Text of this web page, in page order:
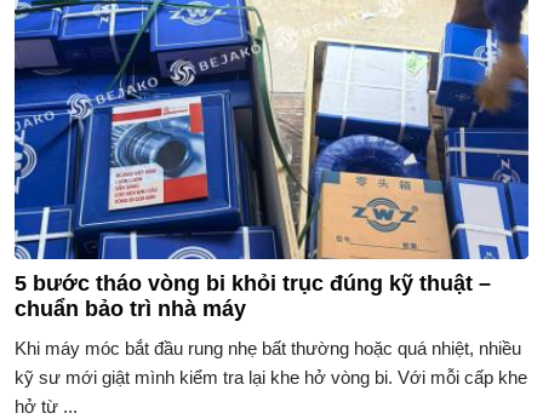
5 bước tháo vòng bi khỏi trục đúng kỹ thuật –
chuẩn bảo trì nhà máy
Khi máy móc bắt đầu rung nhẹ bất thường hoặc quá nhiệt, nhiều
kỹ sư mới giật mình kiểm tra lại khe hở vòng bi. Với mỗi cấp khe
hở từ ...